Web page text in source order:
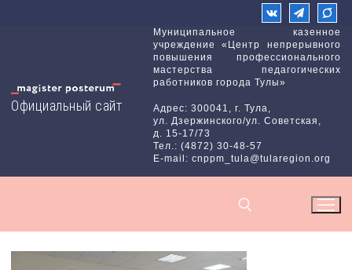
Официальный сайт
Муниципальное казенное
учреждение «Центр непрерывного
повышения профессионального
мастерства педагогических
работников города Тулы»
Адрес: 300041, г. Тула,
ул. Дзержинского/ул. Советская,
д. 15-17/73
Тел.: (4872) 30-48-57
E-mail: cnppm_tula@tularegion.org